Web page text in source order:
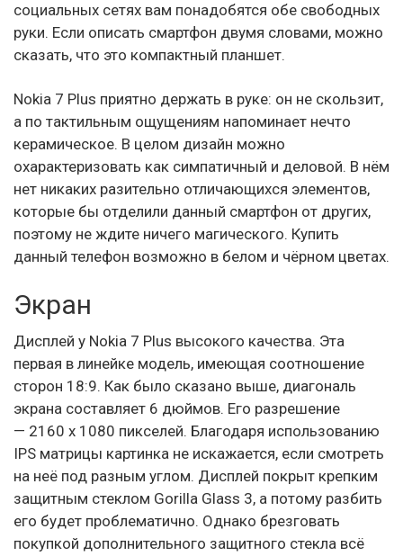
социальных сетях вам понадобятся обе свободных
руки. Если описать смартфон двумя словами, можно
сказать, что это компактный планшет.
Nokia 7 Plus приятно держать в руке: он не скользит,
а по тактильным ощущениям напоминает нечто
керамическое. В целом дизайн можно
охарактеризовать как симпатичный и деловой. В нём
нет никаких разительно отличающихся элементов,
которые бы отделили данный смартфон от других,
поэтому не ждите ничего магического. Купить
данный телефон возможно в белом и чёрном цветах.
Экран
Дисплей у Nokia 7 Plus высокого качества. Эта
первая в линейке модель, имеющая соотношение
сторон 18:9. Как было сказано выше, диагональ
экрана составляет 6 дюймов. Его разрешение
— 2160 x 1080 пикселей. Благодаря использованию
IPS матрицы картинка не искажается, если смотреть
на неё под разным углом. Дисплей покрыт крепким
защитным стеклом Gorilla Glass 3, а потому разбить
его будет проблематично. Однако брезговать
покупкой дополнительного защитного стекла всё